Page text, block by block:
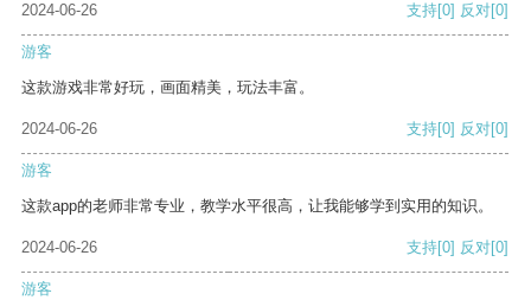
2024-06-26
支持[0] 反对[0]
游客
这款游戏非常好玩，画面精美，玩法丰富。
2024-06-26 支持[0] 反对[0]
游客
这款app的老师非常专业，教学水平很高，让我能够学到实用的知识。
2024-06-26 支持[0] 反对[0]
游客